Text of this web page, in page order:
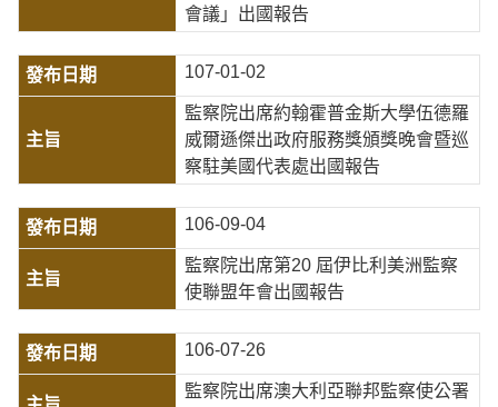
會議」出國報告
107-01-02
監察院出席約翰霍普金斯大學伍德羅
威爾遜傑出政府服務獎頒獎晚會暨巡
察駐美國代表處出國報告
106-09-04
監察院出席第20 屆伊比利美洲監察
使聯盟年會出國報告
106-07-26
監察院出席澳大利亞聯邦監察使公署